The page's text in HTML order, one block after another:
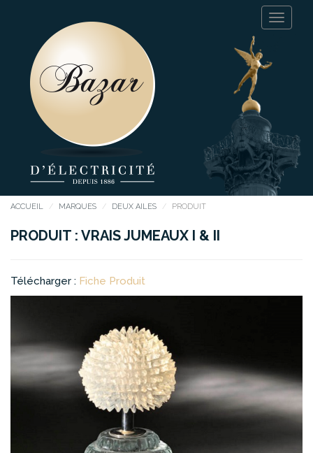
ACCUEIL MARQUES DEUX AILES PRODUIT
PRODUIT : VRAIS JUMEAUX I & II
Télécharger : Fiche Produit